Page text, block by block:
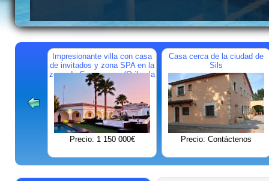
Impresionante villa con casa
de invitados y zona SPA en la
zona de Campoamor (Orihuela
Costa)
Precio: 1 150 000€
Casa cerca de la ciudad de
Sils
Precio: Contáctenos